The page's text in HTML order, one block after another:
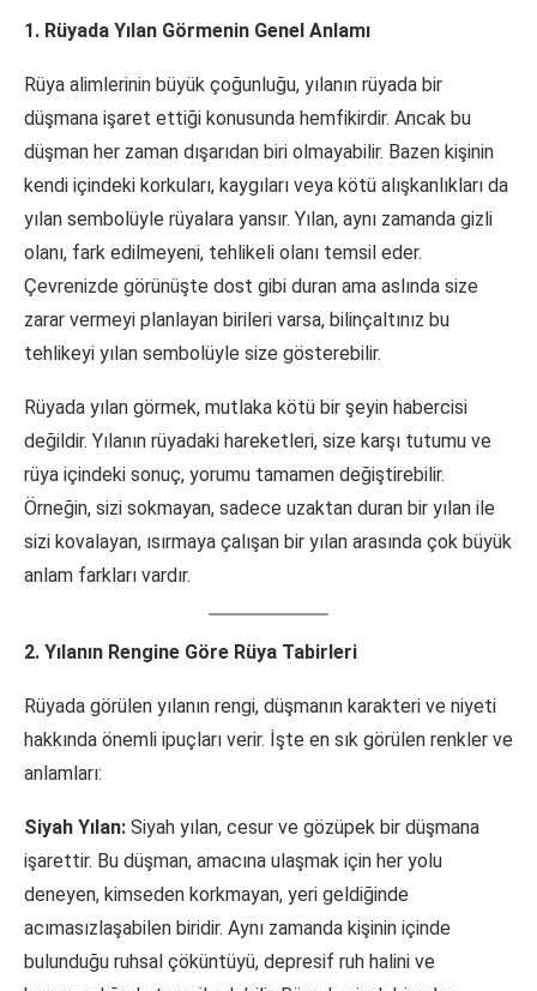
1. Rüyada Yılan Görmenin Genel Anlamı
Rüya alimlerinin büyük çoğunluğu, yılanın rüyada bir
düşmana işaret ettiği konusunda hemfikirdir. Ancak bu
düşman her zaman dışarıdan biri olmayabilir. Bazen kişinin
kendi içindeki korkuları, kaygıları veya kötü alışkanlıkları da
yılan sembolüyle rüyalara yansır. Yılan, aynı zamanda gizli
olanı, fark edilmeyeni, tehlikeli olanı temsil eder.
Çevrenizde görünüşte dost gibi duran ama aslında size
zarar vermeyi planlayan birileri varsa, bilinçaltınız bu
tehlikeyi yılan sembolüyle size gösterebilir.
Rüyada yılan görmek, mutlaka kötü bir şeyin habercisi
değildir. Yılanın rüyadaki hareketleri, size karşı tutumu ve
rüya içindeki sonuç, yorumu tamamen değiştirebilir.
Örneğin, sizi sokmayan, sadece uzaktan duran bir yılan ile
sizi kovalayan, ısırmaya çalışan bir yılan arasında çok büyük
anlam farkları vardır.
2. Yılanın Rengine Göre Rüya Tabirleri
Rüyada görülen yılanın rengi, düşmanın karakteri ve niyeti
hakkında önemli ipuçları verir. İşte en sık görülen renkler ve
anlamları:
Siyah Yılan: Siyah yılan, cesur ve gözüpek bir düşmana
işarettir. Bu düşman, amacına ulaşmak için her yolu
deneyen, kimseden korkmayan, yeri geldiğinde
acımasızlaşabilen biridir. Aynı zamanda kişinin içinde
bulunduğu ruhsal çöküntüyü, depresif ruh halini ve